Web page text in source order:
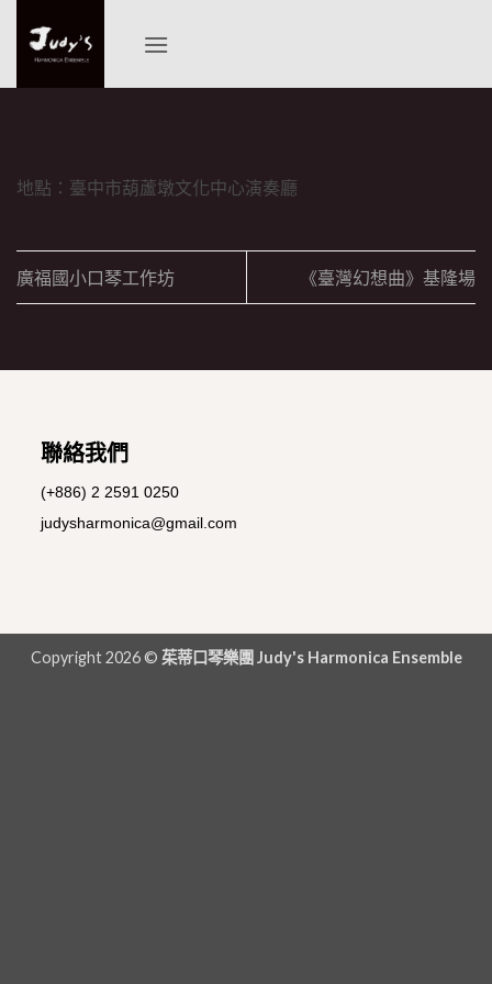
content
地點：臺中市葫蘆墩文化中心演奏廳
廣福國小口琴工作坊 《臺灣幻想曲》基隆場
聯絡我們
(+886) 2 2591 0250
judysharmonica@gmail.com
Copyright 2026 © 茱蒂口琴樂團 Judy's Harmonica Ensemble